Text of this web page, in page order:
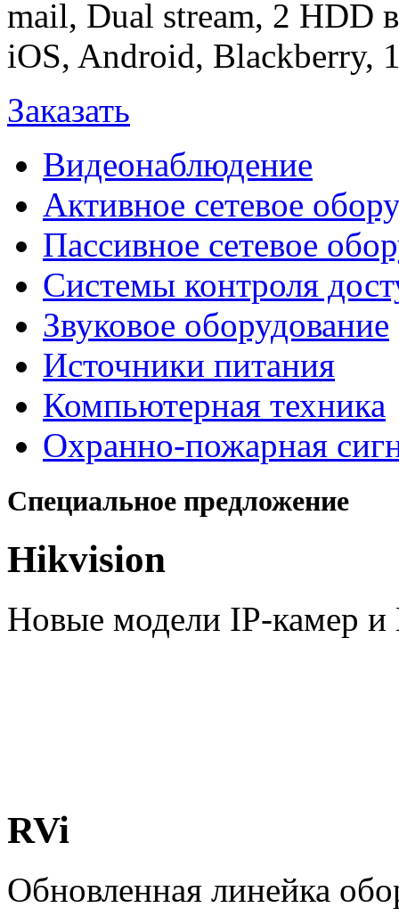
mail, Dual stream, 2 HDD
iOS, Android, Blackberry,
Заказать
Видеонаблюдение
Активное сетевое
Пассивное сетевое
Системы контроля
Звуковое оборудование
Источники питания
Компьютерная техника
Охранно-пожарная
Специальное предложение
Hikvision
Новые модели IP-камер и
RVi
Обновленная линейка